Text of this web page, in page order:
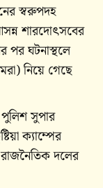
স্বরুপদহ
শারদোৎসবের
পর ঘটনাস্থলে
নিয়ে গেছে
পুলিশ সুপার
ক্যাম্পের
রাজনৈতিক দলের